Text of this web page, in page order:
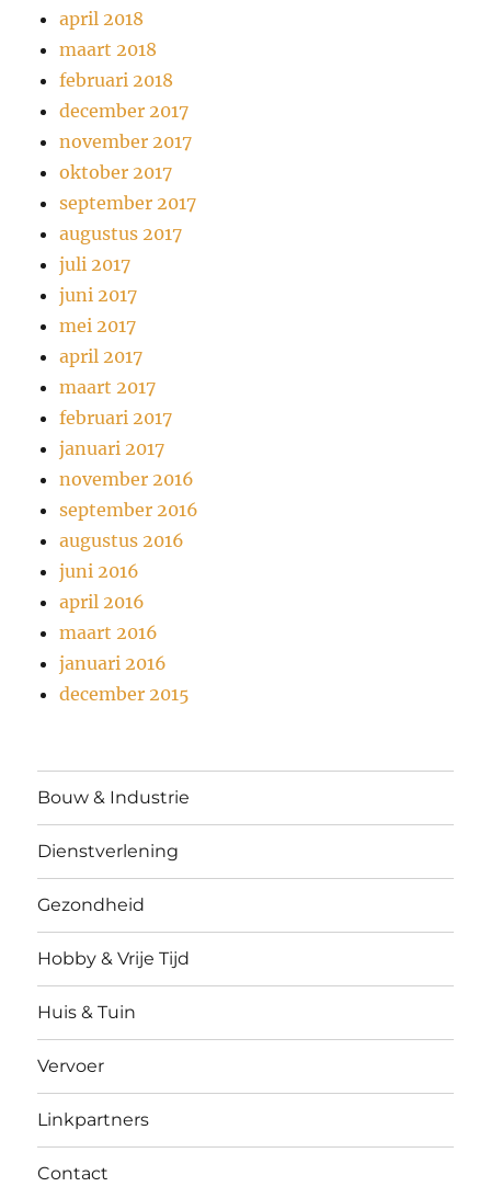
april 2018
maart 2018
februari 2018
december 2017
november 2017
oktober 2017
september 2017
augustus 2017
juli 2017
juni 2017
mei 2017
april 2017
maart 2017
februari 2017
januari 2017
november 2016
september 2016
augustus 2016
juni 2016
april 2016
maart 2016
januari 2016
december 2015
Bouw & Industrie
Dienstverlening
Gezondheid
Hobby & Vrije Tijd
Huis & Tuin
Vervoer
Linkpartners
Contact